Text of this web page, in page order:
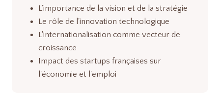
L'importance de la vision et de la stratégie
Le rôle de l'innovation technologique
L'internationalisation comme vecteur de
croissance
Impact des startups françaises sur
l'économie et l'emploi